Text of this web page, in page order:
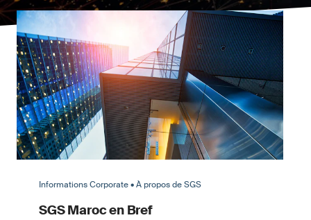
Informations Corporate • À propos de SGS
SGS Maroc en Bref